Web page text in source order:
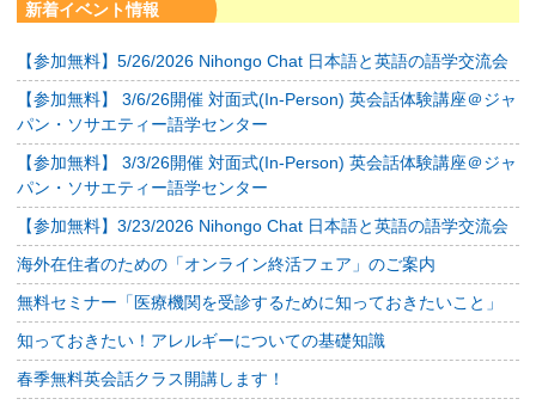
新着イベント情報
【参加無料】5/26/2026 Nihongo Chat 日本語と英語の語学交流会
【参加無料】 3/6/26開催 対面式(In-Person) 英会話体験講座＠ジャ
パン・ソサエティー語学センター
【参加無料】 3/3/26開催 対面式(In-Person) 英会話体験講座＠ジャ
パン・ソサエティー語学センター
【参加無料】3/23/2026 Nihongo Chat 日本語と英語の語学交流会
海外在住者のための「オンライン終活フェア」のご案内
無料セミナー「医療機関を受診するために知っておきたいこと」
知っておきたい！アレルギーについての基礎知識
春季無料英会話クラス開講します！